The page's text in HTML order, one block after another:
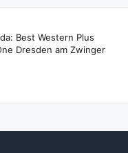
Best Western Plus
Dresden am Zwinger